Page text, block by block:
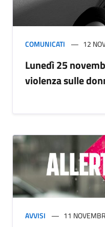
COMUNICATI 12
Lunedì 25
violenza sulle
AVVISI 11